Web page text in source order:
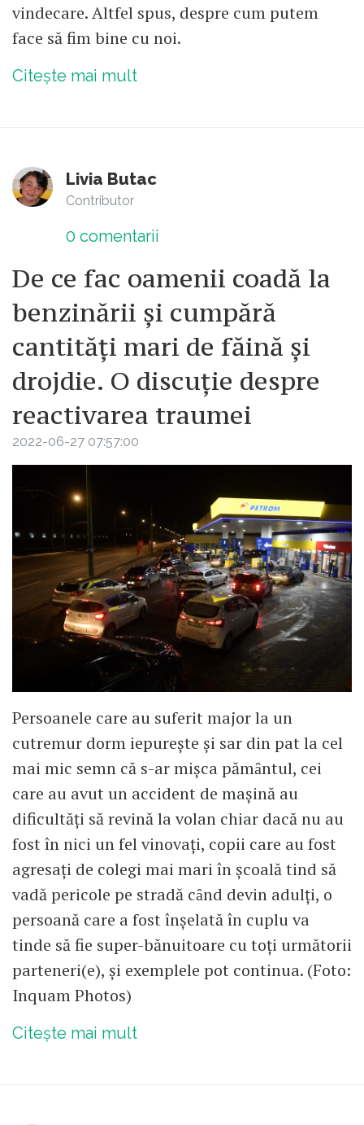
vindecare. Altfel spus, despre cum putem
face să fim bine cu noi.
Citește mai mult
Livia Butac
Contributor
0 comentarii
De ce fac oamenii coadă la
benzinării și cumpără
cantități mari de făină și
drojdie. O discuție despre
reactivarea traumei
2022-06-27 07:57:00
Persoanele care au suferit major la un
cutremur dorm iepureşte şi sar din pat la cel
mai mic semn că s-ar mişca pămȃntul, cei
care au avut un accident de maşină au
dificultăţi să revină la volan chiar dacă nu au
fost în nici un fel vinovaţi, copii care au fost
agresaţi de colegi mai mari în şcoală tind să
vadă pericole pe stradă cȃnd devin adulţi, o
persoană care a fost înşelată în cuplu va
tinde să fie super-bănuitoare cu toţi următorii
parteneri(e), şi exemplele pot continua. (Foto:
Inquam Photos)
Citește mai mult